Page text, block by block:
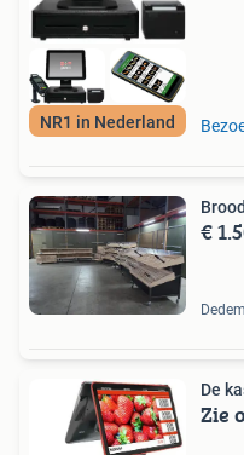
NR1 in Nederland
€
De
Zie